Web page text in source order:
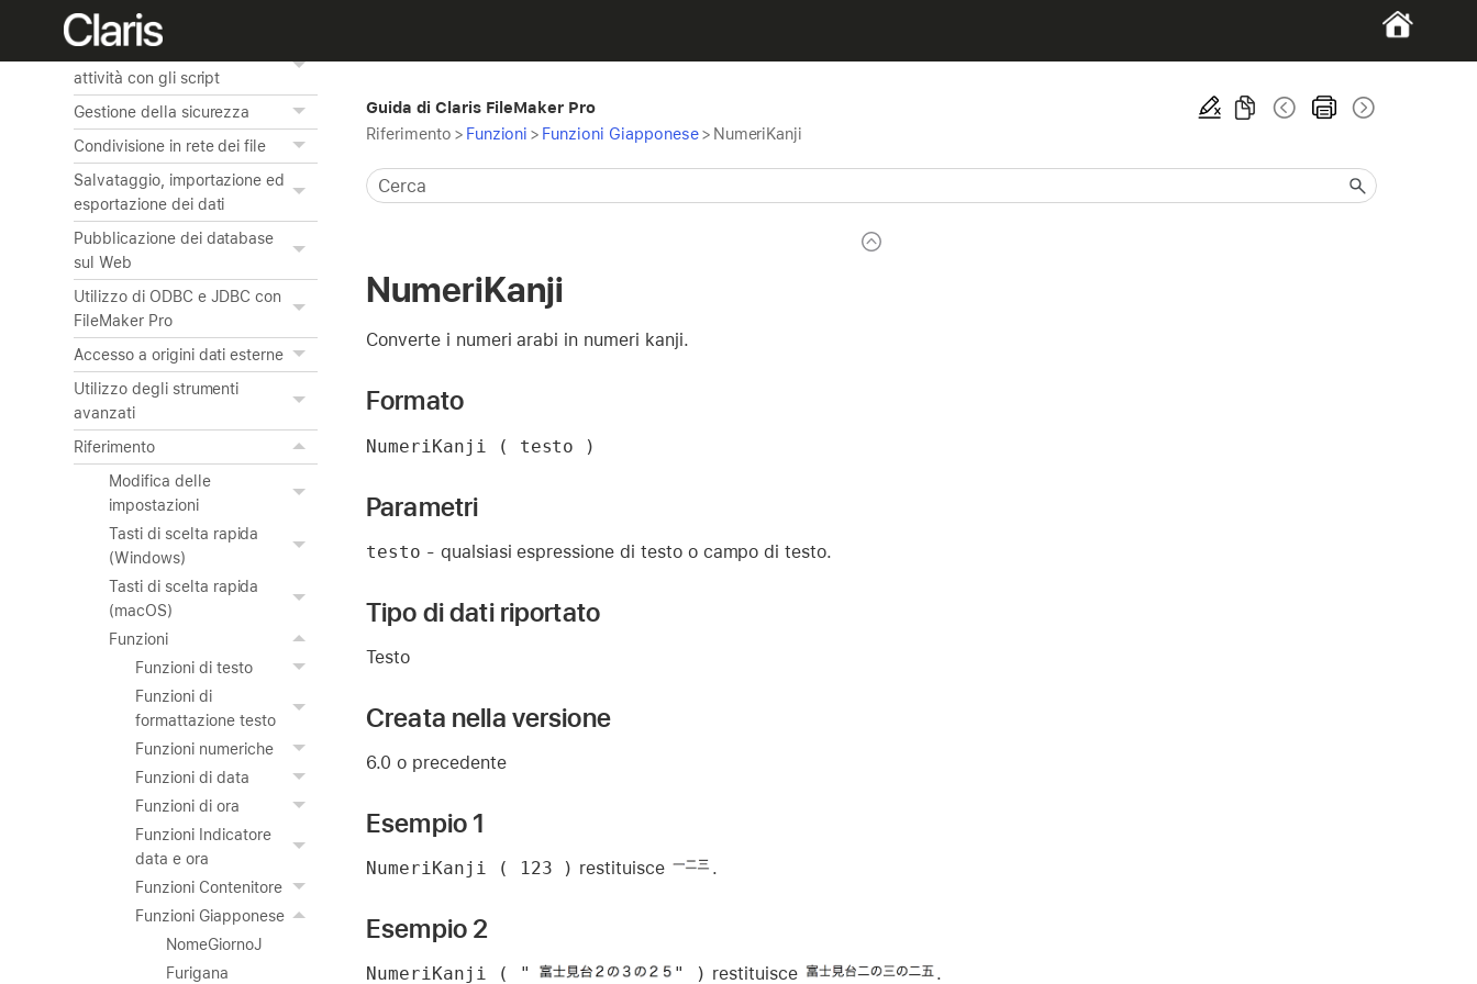
Creazione dei grafici dai dati
attività con gli script
Gestione della sicurezza
Condivisione in rete dei file
Salvataggio, importazione ed
esportazione dei dati
Pubblicazione dei database
sul Web
Utilizzo di ODBC e JDBC con
FileMaker Pro
Accesso a origini dati esterne
Utilizzo degli strumenti
avanzati
Riferimento
Modifica delle
impostazioni
Tasti di scelta rapida
(Windows)
Tasti di scelta rapida
(macOS)
Funzioni
Funzioni di testo
Funzioni di
formattazione testo
Funzioni numeriche
Funzioni di data
Funzioni di ora
Funzioni Indicatore
data e ora
Funzioni Contenitore
Funzioni Giapponese
NomeGiornoJ
Furigana
Guida di Claris FileMaker Pro
Riferimento > Funzioni > Funzioni Giapponese> NumeriKanji
NumeriKanji
Converte i numeri arabi in numeri kanji.
Formato
NumeriKanji ( testo )
Parametri
testo - qualsiasi espressione di testo o campo di testo.
Tipo di dati riportato
Testo
Creata nella versione
6.0 o precedente
Esempio 1
NumeriKanji ( 123 ) restituisce .
Esempio 2
NumeriKanji ( " " ) restituisce .